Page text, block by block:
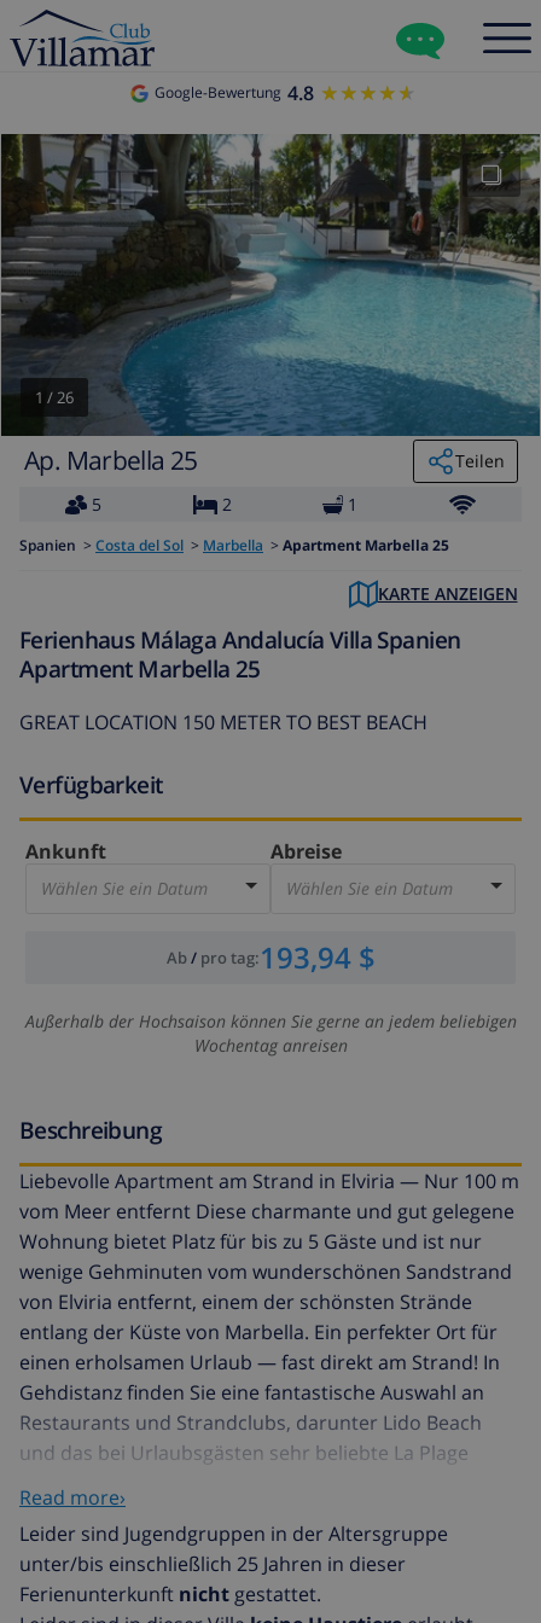
Google-Bewertung 4.8 ★★★★★
★★★★★
1 /26
Ap. Marbella 25
Teilen
5
2 1
Spanien > Costa del Sol > Marbella > Apartment Marbella 25
KARTE ANZEIGEN
Ferienhaus Málaga Andalucía Villa Spanien
Apartment Marbella 25
GREAT LOCATION 150 METER TO BEST BEACH
Verfügbarkeit
Ankunft
Wählen Sie ein Datum
Abreise
Wählen Sie ein Datum
Ab/ pro tag:193,94 $
Außerhalb der Hochsaison können Sie gerne an jedem beliebigen
Wochentag anreisen
Beschreibung
Liebevolle Apartment am Strand in Elviria — Nur 100 m
vom Meer entfernt Diese charmante und gut gelegene
Wohnung bietet Platz für bis zu 5 Gäste und ist nur
wenige Gehminuten vom wunderschönen Sandstrand
von Elviria entfernt, einem der schönsten Strände
entlang der Küste von Marbella. Ein perfekter Ort für
einen erholsamen Urlaub — fast direkt am Strand! In
Gehdistanz finden Sie eine fantastische Auswahl an
Restaurants und Strandclubs, darunter Lido Beach
und das bei Urlaubsgästen sehr beliebte La Plage
Casanis. Die Wohnung bietet 2 komfortable
Schlafzimmer, 1 modernes Badezimmer mit Dusche
und eine separate Gästetoilette. Sie befindet sich im
ersten Stock eines niedrigen Gebäudekomplexes, mit
einer sonnigen 20 m² Terrasse, die nach Südosten
Read more›
Leider sind Jugendgruppen in der Altersgruppe
unter/bis einschließlich 25 Jahren in dieser
Ferienunterkunft nichtgestattet.